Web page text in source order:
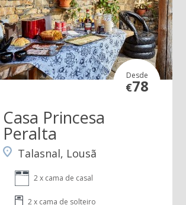
Desde
€78
Casa Princesa
Peralta
Talasnal, Lousã
2 x cama de casal
2 x cama de solteiro